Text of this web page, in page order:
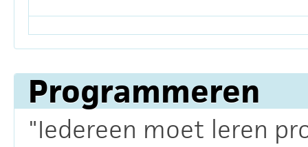
Programmeren
"Iedereen moet leren